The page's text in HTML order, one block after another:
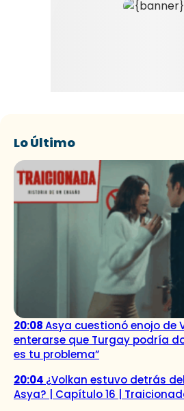
Lo Último
20:08Asya cuestionó enojo de
enterarse que Turgay podría
es tu problema”
20:04 ¿Volkan estuvo detrás
Asya? | Capítulo 16 |